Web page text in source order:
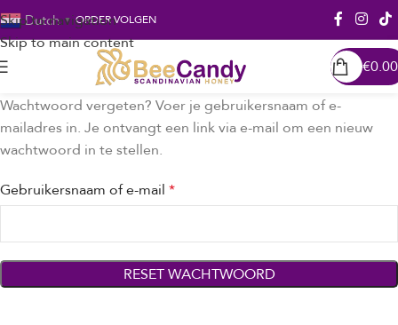
Skip to navigation
Skip to main content
Dutch ▼ ORDER VOLGEN
€0.00
Wachtwoord vergeten? Voer je gebruikersnaam of e-
mailadres in. Je ontvangt een link via e-mail om een nieuw
wachtwoord in te stellen.
Gebruikersnaam of e-mail*
RESET WACHTWOORD